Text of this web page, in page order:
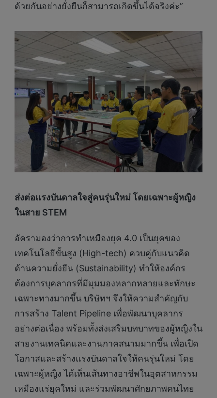
ด้วยกันอย่างยั่งยืนก็สามารถเกิดขึ้นได้จริงค่ะ”
ส่งต่อแรงบันดาลใจสู่คนรุ่นใหม่ โดยเฉพาะผู้หญิง
ในสาย STEM
อัครามองว่าการทำเหมืองยุค 4.0 เป็นยุคของ
เทคโนโลยีขั้นสูง (High-tech) ควบคู่กับแนวคิด
ด้านความยั่งยืน (Sustainability) ทำให้องค์กร
ต้องการบุคลากรที่มีมุมมองหลากหลายและทักษะ
เฉพาะทางมากขึ้น บริษัทฯ จึงให้ความสำคัญกับ
การสร้าง Talent Pipeline เพื่อพัฒนาบุคลากร
อย่างต่อเนื่อง พร้อมทั้งส่งเสริมบทบาทของผู้หญิงใน
สายงานเทคนิคและงานภาคสนามมากขึ้น เพื่อเปิด
โอกาสและสร้างแรงบันดาลใจให้คนรุ่นใหม่ โดย
เฉพาะผู้หญิง ได้เห็นเส้นทางอาชีพในอุตสาหกรรม
เหมืองแร่ยุคใหม่ และร่วมพัฒนาศักยภาพคนไทย